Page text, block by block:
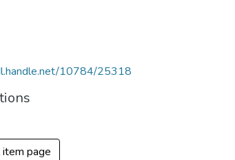
10784/25318
item page